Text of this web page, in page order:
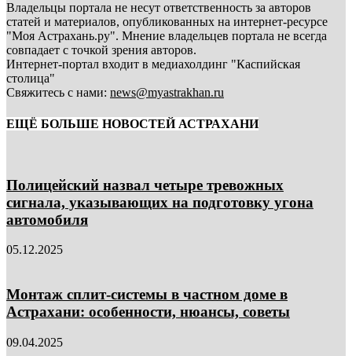
Владельцы портала не несут ответственность за авторов
статей и материалов, опубликованных на интернет-ресурсе
"Моя Астрахань.ру". Мнение владельцев портала не всегда
совпадает с точкой зрения авторов.
Интернет-портал входит в медиахолдинг "Каспийская
столица"
Свяжитесь с нами: news@myastrakhan.ru
ЕЩЁ БОЛЬШЕ НОВОСТЕЙ АСТРАХАНИ
Полицейский назвал четыре тревожных
сигнала, указывающих на подготовку угона
автомобиля
05.12.2025
Монтаж сплит-системы в частном доме в
Астрахани: особенности, нюансы, советы
09.04.2025